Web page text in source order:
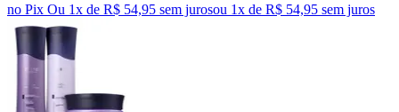
no Pix Ou 1x de R$ 54,95 sem jurosou 1x de R$ 54,95 sem juros